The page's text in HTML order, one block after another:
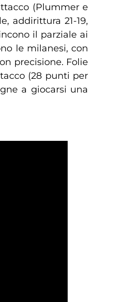
(Plummer e
addirittura 21-19,
il parziale ai
le milanesi, con
precisione. Folie
(28 punti per
a giocarsi una